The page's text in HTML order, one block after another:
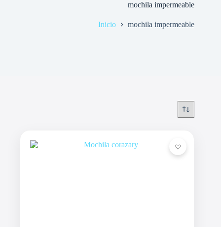
mochila impermeable
Inicio mochila impermeable